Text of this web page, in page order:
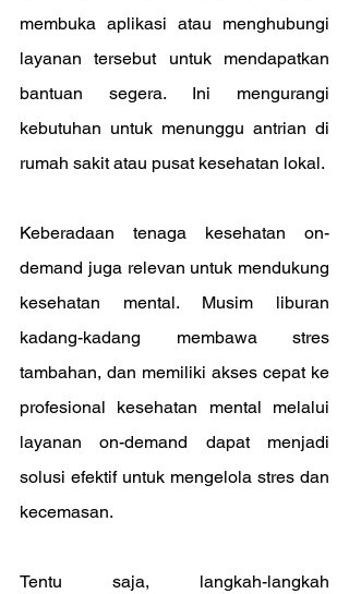
membuka aplikasi atau menghubungi
layanan tersebut untuk mendapatkan
bantuan segera. Ini mengurangi
kebutuhan untuk menunggu antrian di
rumah sakit atau pusat kesehatan lokal.
Keberadaan tenaga kesehatan on-
demand juga relevan untuk mendukung
kesehatan mental. Musim liburan
kadang-kadang membawa stres
tambahan, dan memiliki akses cepat ke
profesional kesehatan mental melalui
layanan on-demand dapat menjadi
solusi efektif untuk mengelola stres dan
kecemasan.
Tentu saja, langkah-langkah